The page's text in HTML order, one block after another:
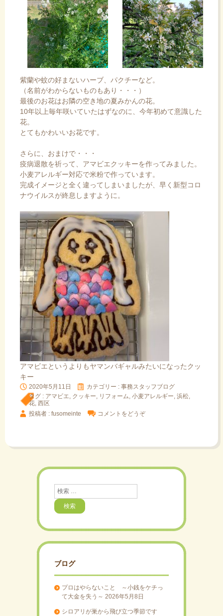
紫蘭や蚊の好まないハーブ、パクチーなど。
（名前がわからないものもあり・・・）
最後のお花はお隣の空き地の夏みかんの花。
10年以上毎年咲いていたはずなのに、今年初めて意識した
花。
とてもかわいいお花です。
さらに、おまけで・・・
疫病退散を祈って、アマビエクッキーを作ってみました。
小麦アレルギー対応で米粉で作っています。
完成イメージと全く違ってしまいましたが、早く新型コロ
ナウイルスが終息しますように。
アマビエというよりもヤマンバギャルみたいになったクッ
キー
2020年5月11日 カテゴリー : 事務スタッフブログ
タグ : アマビエ クッキー リフォーム 小麦アレルギー 浜松
花 西区
投稿者 : fusomeinte
コメントをどうぞ
検
索
ブログ
プロはやらないこと ～小銭をケチっ
て大金を失う～ 2026年5月8日
シロアリが巣から飛び立つ季節です